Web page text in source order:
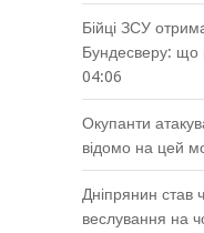
Бійці ЗСУ
Бундесверу: що
04:06
Окупанти
відомо на цей
Дніпрянин став
веслування на